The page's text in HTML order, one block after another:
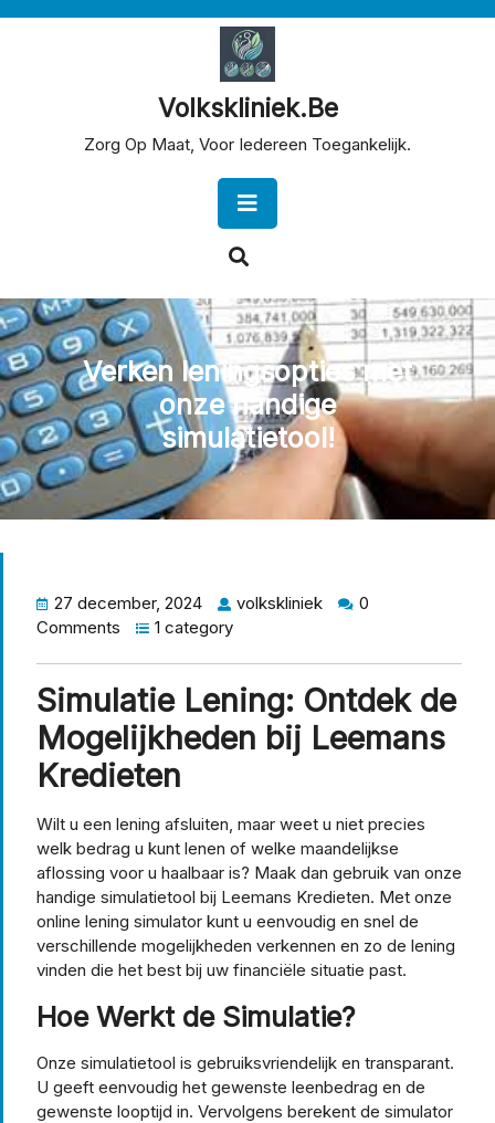
Volkskliniek.be
Zorg Op Maat, Voor Iedereen Toegankelijk.
Button
Verken leningsopties met
onze handige
simulatietool!
27 december, 2024 volkskliniek
0
Comments
1 category
Simulatie Lening: Ontdek de
Mogelijkheden bij Leemans
Kredieten
Wilt u een lening afsluiten, maar weet u niet precies
welk bedrag u kunt lenen of welke maandelijkse
aflossing voor u haalbaar is? Maak dan gebruik van onze
handige simulatietool bij Leemans Kredieten. Met onze
online lening simulator kunt u eenvoudig en snel de
verschillende mogelijkheden verkennen en zo de lening
vinden die het best bij uw financiële situatie past.
Hoe Werkt de Simulatie?
Onze simulatietool is gebruiksvriendelijk en transparant.
U geeft eenvoudig het gewenste leenbedrag en de
gewenste looptijd in. Vervolgens berekent de simulator